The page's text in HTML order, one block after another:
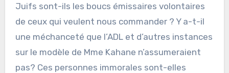
Juifs sont-ils les boucs émissaires volontaires
de ceux qui veulent nous commander ? Y a-t-il
une méchanceté que l’ADL et d’autres instances
sur le modèle de Mme Kahane n’assumeraient
pas? Ces personnes immorales sont-elles